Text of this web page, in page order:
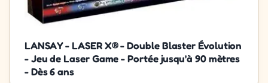
LANSAY - LASER X® - Double Blaster Évolution
- Jeu de Laser Game - Portée jusqu'à 90 mètres
- Dès 6 ans